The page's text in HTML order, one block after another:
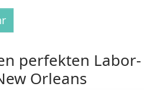
perfekten Labor-
Orleans